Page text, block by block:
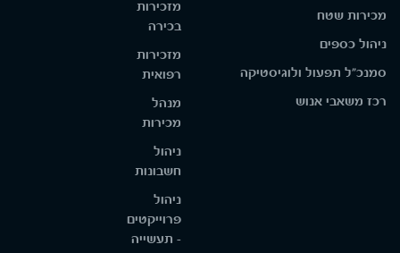
מכירות שטח
ניהול כספים
סמנכ"ל תפעול ולוגיסטיקה
רכז משאבי אנוש
מזכירות
בכירה
מזכירות
רפואית
מנהל
מכירות
ניהול
חשבונות
ניהול
פרוייקטים
- תעשייה